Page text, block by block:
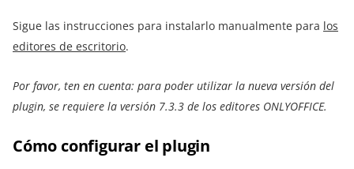
Sigue las instrucciones para instalarlo manualmente para los
editores de escritorio.
Por favor, ten en cuenta: para poder utilizar la nueva versión del
plugin, se requiere la versión 7.3.3 de los editores ONLYOFFICE.
Cómo configurar el plugin